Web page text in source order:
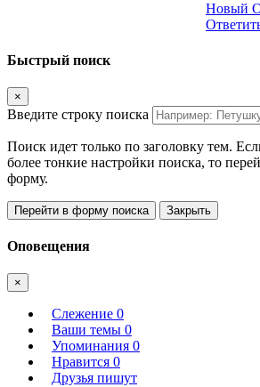
Новый
Быстрый поиск
×
Введите строку поиска
Поиск идет только по заголовку тем.
более тонкие настройки поиска, то
форму.
Перейти в форму поиска Закрыть
Оповещения
×
Слежение 0
Ваши темы 0
Упоминания 0
Нравится 0
Друзья пишут